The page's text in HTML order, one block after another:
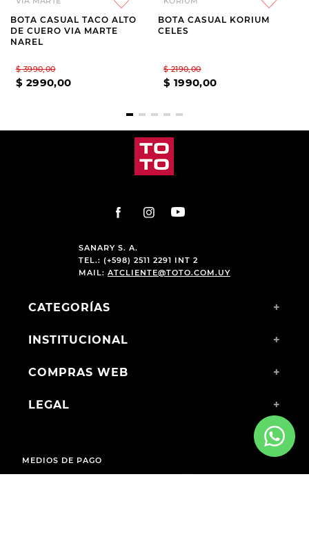
BOTA CASUAL TACO ALTO
DE CUERO VIA MARTE
NAREL
$ 3990,00
$ 2990,00
BOTA CASUAL KORIUM
CELES
$ 2190,00
$ 1990,00
SANARY S. A.
TEL.: (+598) 2511 2291 INT 2
MAIL: ATCLIENTE@TOTO.COM.UY
CATEGORÍAS +
INSTITUCIONAL +
COMPRAS WEB +
LEGAL +
MEDIOS DE PAGO